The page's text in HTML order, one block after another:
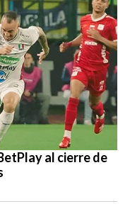
al cierre de